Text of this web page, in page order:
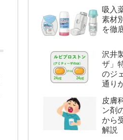
吸入
素材
を徹
沢井
ザ」
のジ
通り
皮膚
ン剤
から
解説